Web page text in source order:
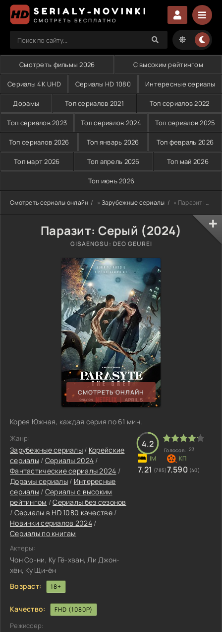
SERIALY-NOVINKI
СМОТРЕТЬ БЕСПЛАТНО
Смотреть фильмы 2026 С высоким рейтингом
Сериалы 4K UHD Сериалы HD 1080 Интересные сериалы
Дорамы Топ сериалов 2021 Топ сериалов 2022
Топ сериалов 2023 Топ сериалов 2024 Топ сериалов 2025
Топ сериалов 2026 Топ январь 2026 Топ февраль 2026
Топ март 2026 Топ апрель 2026 Топ май 2026
Топ июнь 2026
Смотреть сериалы онлайн » Зарубежные сериалы » Паразит: Серый (2024)
Паразит: Серый (2024)
GISAENGSU: DEO GEUREI
СМОТРЕТЬ ОНЛАЙН
Корея Южная, каждая серия по 61 мин.
Жанр:
Зарубежные сериалы / Корейские
сериалы/ Сериалы 2024 /
Фантастические сериалы 2024 /
Дорамы сериалы/ Интересные
сериалы/ Сериалы с высоким
рейтингом /Сериалы без сезонов
/ Сериалы в HD 1080 качестве/
Новинки сериалов 2024/
Сериалы по книгам
Актеры:
Чон Со-ни, Ку Гё-хван, Ли Джон-
хён, Ку Щи-ён
Возраст:
18+
4.2
Голосов: 23
7.21 (785)7.590 (40)
Качество: FHD (1080P)
Режиссер: